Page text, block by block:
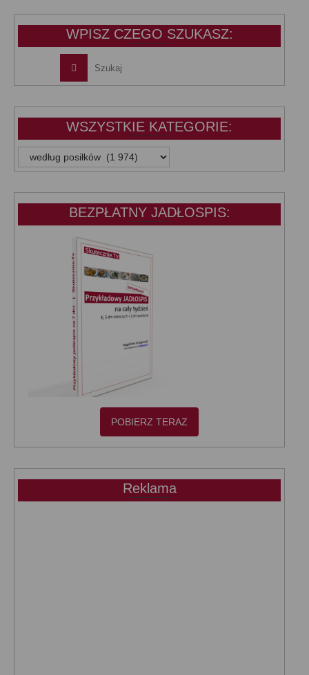
WPISZ CZEGO SZUKASZ:
WSZYSTKIE KATEGORIE:
WSZYSTKIE
KATEGORIE:
BEZPŁATNY JADŁOSPIS:
POBIERZ TERAZ
Reklama